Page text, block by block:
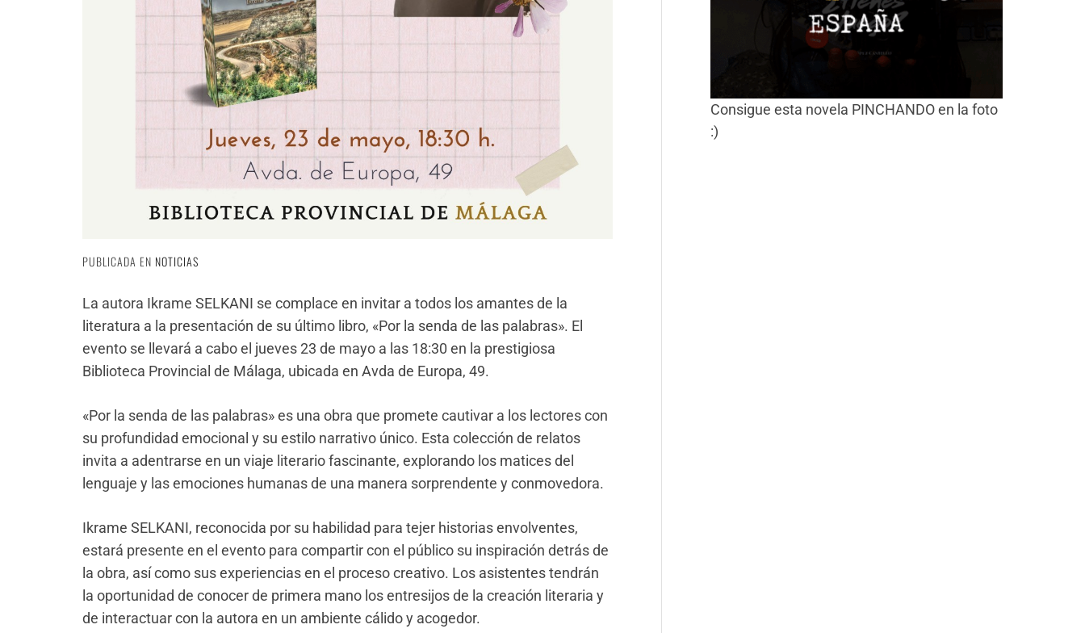
PUBLICADA EN NOTICIAS
La autora Ikrame SELKANI se complace en invitar a todos los amantes de la
literatura a la presentación de su último libro, «Por la senda de las palabras». El
evento se llevará a cabo el jueves 23 de mayo a las 18:30 en la prestigiosa
Biblioteca Provincial de Málaga, ubicada en Avda de Europa, 49.
«Por la senda de las palabras» es una obra que promete cautivar a los lectores con
su profundidad emocional y su estilo narrativo único. Esta colección de relatos
invita a adentrarse en un viaje literario fascinante, explorando los matices del
lenguaje y las emociones humanas de una manera sorprendente y conmovedora.
Ikrame SELKANI, reconocida por su habilidad para tejer historias envolventes,
estará presente en el evento para compartir con el público su inspiración detrás de
la obra, así como sus experiencias en el proceso creativo. Los asistentes tendrán
la oportunidad de conocer de primera mano los entresijos de la creación literaria y
de interactuar con la autora en un ambiente cálido y acogedor.
Consigue esta novela PINCHANDO en la foto
:)